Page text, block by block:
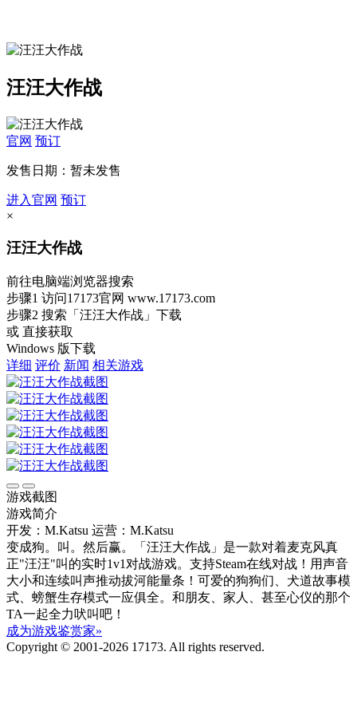
汪汪大作战
官网 预订
发售日期：暂未发售
进入官网 预订
×
汪汪大作战
前往电脑端浏览器搜索
步骤1 访问17173官网 www.17173.com
步骤2 搜索 「汪汪大作战」 下载
或 直接获取
Windows 版下载
详细 评价 新闻 相关游戏
游戏截图
游戏简介
开发：M.Katsu 运营：M.Katsu
变成狗。叫。然后赢。「汪汪大作战」是一款对着麦克风真
正"汪汪"叫的实时1v1对战游戏。支持Steam在线对战！用声音
大小和连续叫声推动拔河能量条！可爱的狗狗们、犬道故事模
式、螃蟹生存模式一应俱全。和朋友、家人、甚至心仪的那个
TA一起全力吠叫吧！
成为游戏鉴赏家»
Copyright © 2001-2026 17173. All rights reserved.